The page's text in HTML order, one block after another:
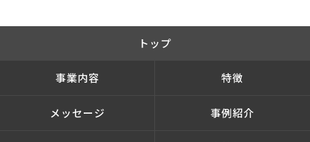
トップ
事業内容 特徴
メッセージ 事例紹介